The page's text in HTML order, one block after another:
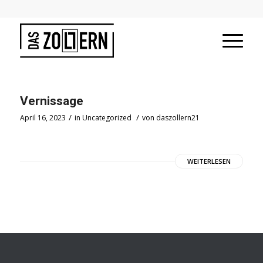
Vernissage
April 16, 2023 / in Uncategorized / von daszollern21
WEITERLESEN